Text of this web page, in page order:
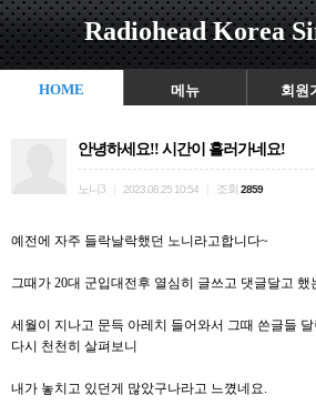
Radiohead Korea
HOME 메뉴 회원
안녕하세요!! 시간이 흘러가네요!
노니3 2023.08.25 10:54 조회 2859
예전에 자주 들락날락했던 노니라고합니다~
그때가 20대 군입대전후 열심히 글쓰고 댓글달고 했
세월이 지나고 문득 아레치 들어와서 그때 쓴글들
다시 천천히 살펴보니
내가 놓치고 있던게 많았구나라고 느꼈네요.